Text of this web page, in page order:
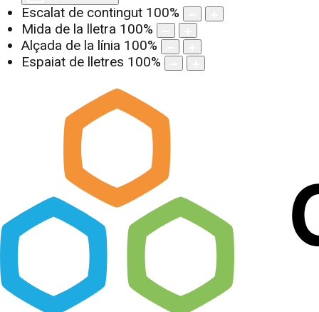
Escalat de contingut 100%
Mida de la lletra 100%
Alçada de la línia 100%
Espaiat de lletres 100%